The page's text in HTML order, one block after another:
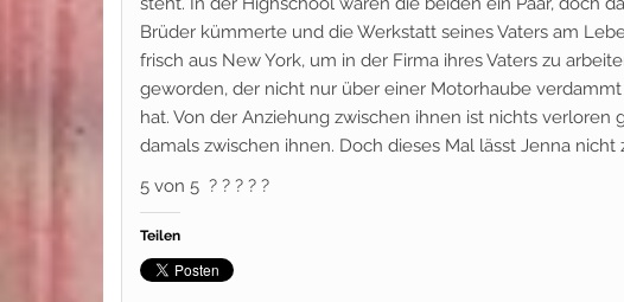
Brüder kümmerte und die Werkstatt seines Vaters am
frisch aus New York, um in der Firma ihres Vaters zu
geworden, der nicht nur über einer Motorhaube
hat. Von der Anziehung zwischen ihnen ist nichts
damals zwischen ihnen. Doch dieses Mal lässt Jenna nicht
5 von 5 ? ? ? ? ?
Teilen